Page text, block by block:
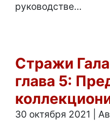
руководстве…
Стражи
глава 5:
30 октября 2021